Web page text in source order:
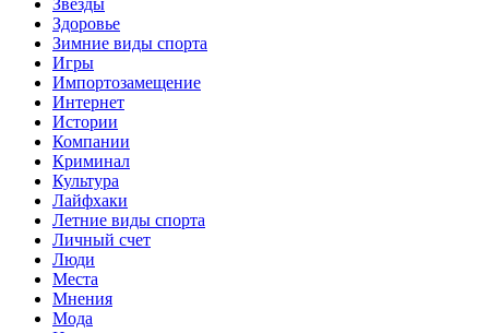
Здоровье
Зимние виды спорта
Игры
Импортозамещение
Интернет
Истории
Компании
Криминал
Культура
Лайфхаки
Летние виды спорта
Личный счет
Люди
Места
Мнения
Мода